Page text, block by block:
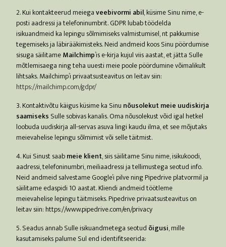
2. Kui kontakteerud meiegaveebivormi abil, küsime Sinu nime, e-
posti aadressi ja telefoninumbrit. GDPR lubab töödelda
isikuandmeid ka lepingu sõlmimiseks valmistumisel, nt pakkumise
tegemiseks ja läbirääkimisteks. Neid andmeid koos Sinu pöördumise
sisuga säilitameMailchimp’is e-kirja kujul viis aastat, et jätta Sulle
mõtlemisaega ning teha uuesti meie poole pöördumine võimalikult
lihtsaks. Mailchimp’i privaatsusteavitus on leitav siin:
https://mailchimp.com/gdpr/
3. Kontaktivõtu käigus küsime ka Sinu nõusolekut meie uudiskirja
saamiseks Sulle sobivas kanalis. Oma nõusolekust võid igal hetkel
loobuda uudiskirja all-servas asuva lingi kaudu ilma, et see mõjutaks
meievahelise lepingu sõlmimist või selle täitmist.
4. Kui Sinust saabmeie klient, siis säilitame Sinu nime, isikukoodi,
aadressi, telefoninumbri, meiliaadressi ja tellimustega seotud info.
Neid andmeid salvestame Google’i pilve ning Pipedrive platvormil ja
säilitame edaspidi 10 aastat. Kliendi andmeid töötleme
meievahelise lepingu täitmiseks. Pipedrive privaatsusteavitus on
leitav siin: https://www.pipedrive.com/en/privacy
5. Seadus annab Sulle isikuandmetega seotud õigusi, mille
kasutamiseks palume Sul end identifitseerida: